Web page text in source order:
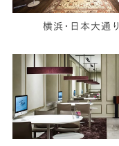
横浜・日本大通り